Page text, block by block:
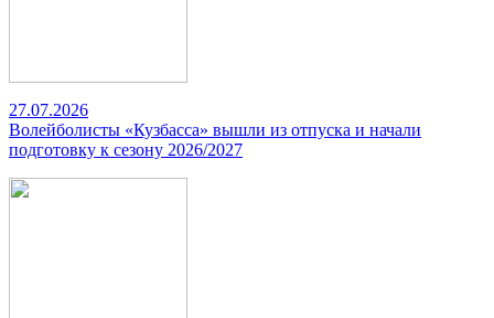
27.07.2026
Волейболисты «Кузбасса» вышли из отпуска и начали
подготовку к сезону 2026/2027